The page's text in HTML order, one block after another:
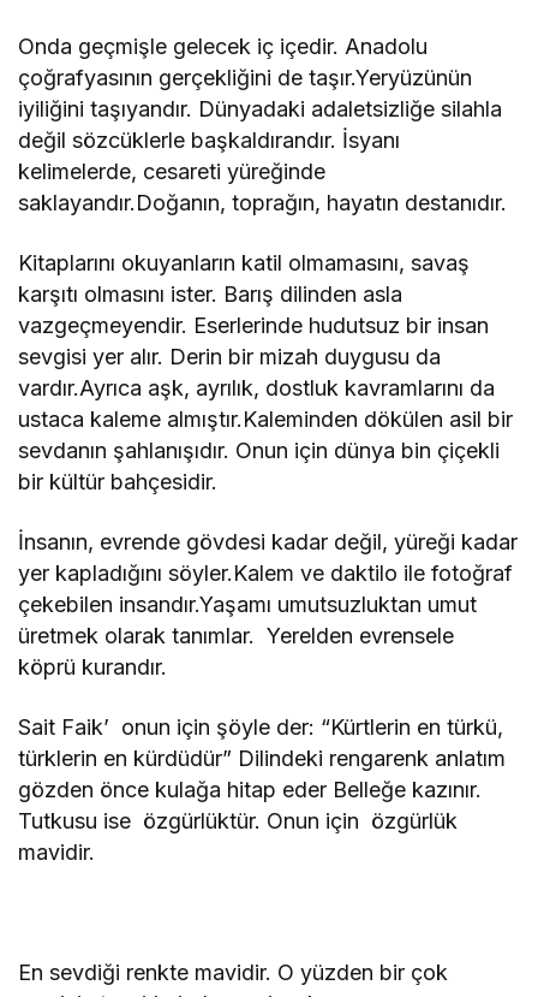
Onda geçmişle gelecek iç içedir. Anadolu
çoğrafyasının gerçekliğini de taşır.Yeryüzünün
iyiliğini taşıyandır. Dünyadaki adaletsizliğe silahla
değil sözcüklerle başkaldırandır. İsyanı
kelimelerde, cesareti yüreğinde
saklayandır.Doğanın, toprağın, hayatın destanıdır.
Kitaplarını okuyanların katil olmamasını, savaş
karşıtı olmasını ister. Barış dilinden asla
vazgeçmeyendir. Eserlerinde hudutsuz bir insan
sevgisi yer alır. Derin bir mizah duygusu da
vardır.Ayrıca aşk, ayrılık, dostluk kavramlarını da
ustaca kaleme almıştır.Kaleminden dökülen asil bir
sevdanın şahlanışıdır. Onun için dünya bin çiçekli
bir kültür bahçesidir.
İnsanın, evrende gövdesi kadar değil, yüreği kadar
yer kapladığını söyler.Kalem ve daktilo ile fotoğraf
çekebilen insandır.Yaşamı umutsuzluktan umut
üretmek olarak tanımlar. Yerelden evrensele
köprü kurandır.
Sait Faik’ onun için şöyle der: “Kürtlerin en türkü,
türklerin en kürdüdür” Dilindeki rengarenk anlatım
gözden önce kulağa hitap eder Belleğe kazınır.
Tutkusu ise özgürlüktür. Onun için özgürlük
mavidir.
En sevdiği renkte mavidir. O yüzden bir çok